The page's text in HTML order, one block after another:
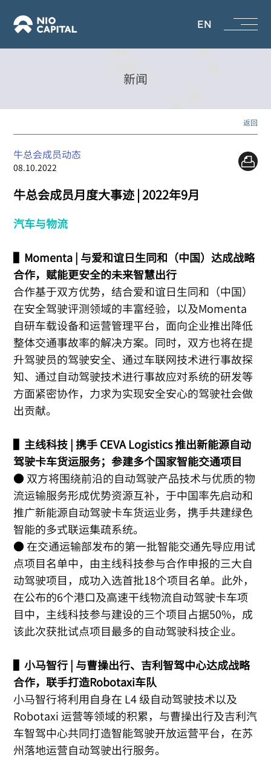
EN
新闻
返回
牛总会成员动态
08.10.2022
牛总会成员月度大事迹 | 2022年9月
汽车与物流
▌Momenta | 与爱和谊日生同和（中国）达成战略
合作，赋能更安全的未来智慧出行
合作基于双方优势，结合爱和谊日生同和（中国）
在安全驾驶评测领域的丰富经验，以及Momenta
自研车载设备和运营管理平台，面向企业推出降低
整体交通事故率的解决方案。同时，双方也将在提
升驾驶员的驾驶安全、通过车联网技术进行事故探
知、通过自动驾驶技术进行事故应对系统的研发等
方面紧密协作，力求为实现安全安心的驾驶社会做
出贡献。
▌主线科技 | 携手 CEVA Logistics 推出新能源自动
驾驶卡车货运服务；参建多个国家智能交通项目
● 双方将围绕前沿的自动驾驶产品技术与优质的物
流运输服务形成优势资源互补，于中国率先启动和
推广新能源自动驾驶卡车货运业务，携手共建绿色
智能的多式联运集疏系统。
● 在交通运输部发布的第一批智能交通先导应用试
点项目名单中，由主线科技参与合作申报的三大自
动驾驶项目，成功入选首批18个项目名单。此外，
在公布的6个港口及高速干线物流自动驾驶卡车项
目中，主线科技参与建设的三个项目占据50%，成
该此次获批试点项目最多的自动驾驶科技企业。
▌小马智行 | 与曹操出行、吉利智驾中心达成战略
合作，联手打造Robotaxi车队
小马智行将利用自身在 L4 级自动驾驶技术以及
Robotaxi 运营等领域的积累，与曹操出行及吉利汽
车智驾中心共同打造智能驾驶开放运营平台，在苏
州落地运营自动驾驶出行服务。